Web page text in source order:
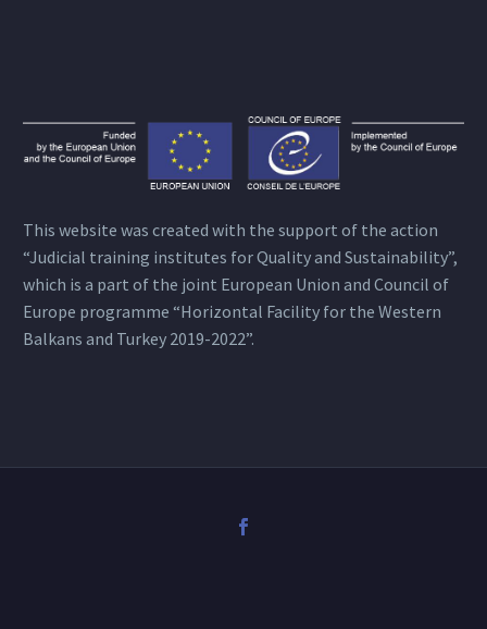
This website was created with the support of the action
“Judicial training institutes for Quality and Sustainability”,
which is a part of the joint European Union and Council of
Europe programme “Horizontal Facility for the Western
Balkans and Turkey 2019-2022”.